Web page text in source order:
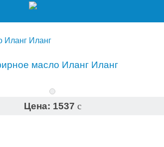
Иланг Иланг
масло Иланг Иланг
Цена: 1537 c